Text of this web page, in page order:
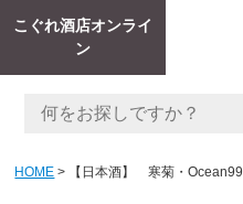
こぐれ酒店オンライ
ン
HOME 【日本酒】 寒菊・Ocean99